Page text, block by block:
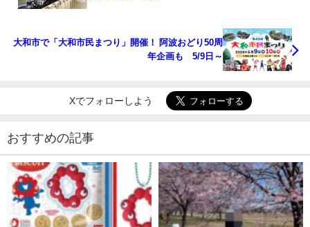
大和市で「大和市民まつり」開催！ 阿波おどり50周
年企画も 5/9日～
Xでフォローしよう
おすすめの記事